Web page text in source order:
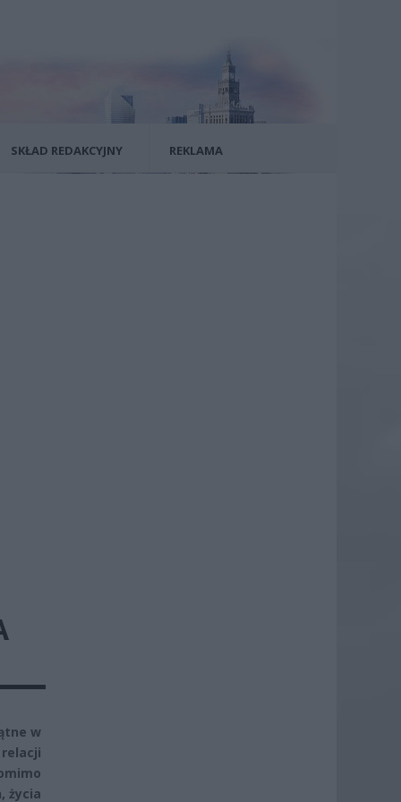
SKŁAD REDAKCYJNY REKLAMA
w
życia